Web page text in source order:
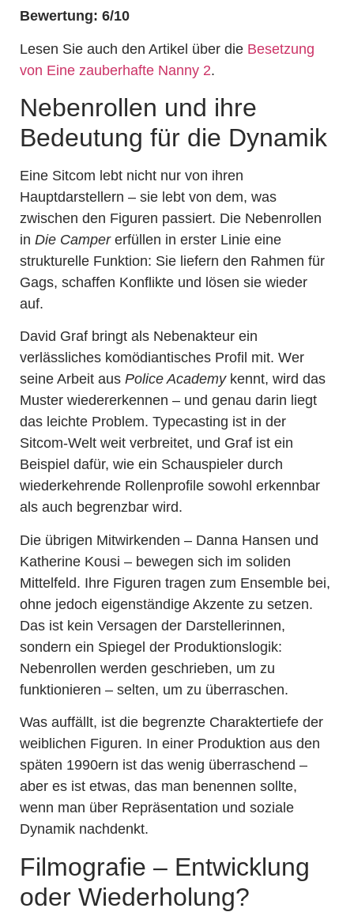
Bewertung: 6/10
Lesen Sie auch den Artikel über die Besetzung
von Eine zauberhafte Nanny 2.
Nebenrollen und ihre
Bedeutung für die Dynamik
Eine Sitcom lebt nicht nur von ihren
Hauptdarstellern – sie lebt von dem, was
zwischen den Figuren passiert. Die Nebenrollen
in Die Campererfüllen in erster Linie eine
strukturelle Funktion: Sie liefern den Rahmen für
Gags, schaffen Konflikte und lösen sie wieder
auf.
David Graf bringt als Nebenakteur ein
verlässliches komödiantisches Profil mit. Wer
seine Arbeit aus Police Academykennt, wird das
Muster wiedererkennen – und genau darin liegt
das leichte Problem. Typecasting ist in der
Sitcom-Welt weit verbreitet, und Graf ist ein
Beispiel dafür, wie ein Schauspieler durch
wiederkehrende Rollenprofile sowohl erkennbar
als auch begrenzbar wird.
Die übrigen Mitwirkenden – Danna Hansen und
Katherine Kousi – bewegen sich im soliden
Mittelfeld. Ihre Figuren tragen zum Ensemble bei,
ohne jedoch eigenständige Akzente zu setzen.
Das ist kein Versagen der Darstellerinnen,
sondern ein Spiegel der Produktionslogik:
Nebenrollen werden geschrieben, um zu
funktionieren – selten, um zu überraschen.
Was auffällt, ist die begrenzte Charaktertiefe der
weiblichen Figuren. In einer Produktion aus den
späten 1990ern ist das wenig überraschend –
aber es ist etwas, das man benennen sollte,
wenn man über Repräsentation und soziale
Dynamik nachdenkt.
Filmografie – Entwicklung
oder Wiederholung?